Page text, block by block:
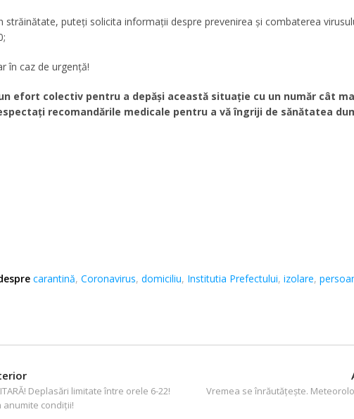
străinătate, puteţi solicita informații despre prevenirea și combaterea
în caz de urgență!
efort colectiv pentru a depăși această situație cu un număr cât
recomandările medicale pentru a vă îngriji de sănătatea
carantină, Coronavirus, domiciliu, Institutia Prefectului, izolare,
Vremea se înrăutățește.
Deplasări limitate între orele 6-22!
anumite condiţii!